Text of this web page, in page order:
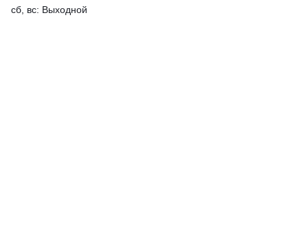
сб, вс: Выходной